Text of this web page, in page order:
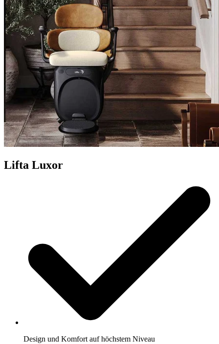
Lifta Luxor
Design und Komfort auf höchstem Niveau